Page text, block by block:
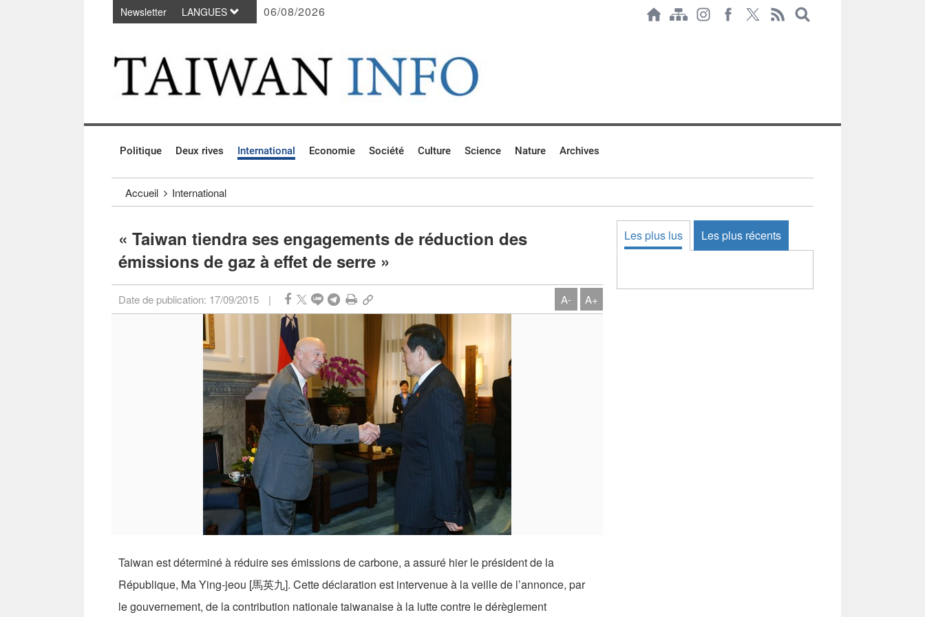
Passer au contenu principal
Newsletter LANGUES 06/08/2026
Politique Deux rives International Economie Société Culture Science Nature Archives
Accueil International
« Taiwan tiendra ses engagements de réduction des
émissions de gaz à effet de serre »
Date de publication: 17/09/2015 | A- A+
Taiwan est déterminé à réduire ses émissions de carbone, a assuré hier le président de la
République, Ma Ying-jeou [馬英九]. Cette déclaration est intervenue à la veille de l’annonce, par
le gouvernement, de la contribution nationale taiwanaise à la lutte contre le dérèglement
Les plus lus Les plus récents